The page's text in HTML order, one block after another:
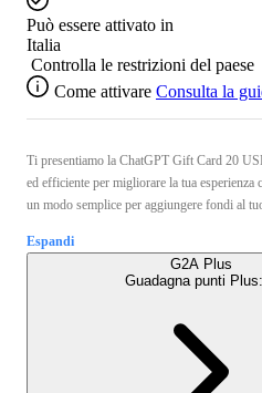
Può essere attivato in
Italia
Controlla le restrizioni del paese
Come attivare Consulta la
Ti presentiamo la ChatGPT Gift Card 20
ed efficiente per migliorare la tua
un modo semplice per aggiungere fondi al
Espandi
G2A Plus
Guadagna punti Plus: